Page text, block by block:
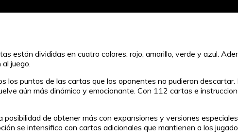
están divididas en cuatro colores: rojo, amarillo, verde y azul.
juego.
los puntos de las cartas que los oponentes no pudieron
aún más dinámico y emocionante. Con 112 cartas e
de obtener más con expansiones y versiones
se intensifica con cartas adicionales que mantienen a los